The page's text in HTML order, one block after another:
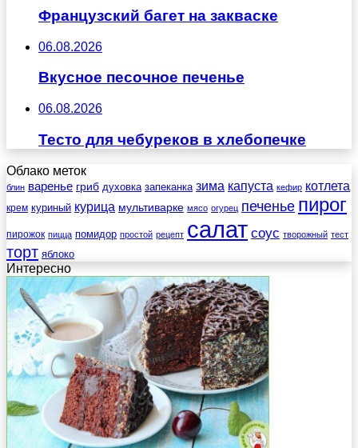
Французский багет на закваске
06.08.2026
Вкусное песочное печенье
06.08.2026
Тесто для чебуреков в хлебопечке
Облако меток
блин варенье гриб духовка запеканка зима капуста кефир котлета
крем куриный курица мультиварке мясо огурец печенье пирог
пирожок пицца помидор простой рецепт салат соус творожный тест
торт яблоко
Интересно